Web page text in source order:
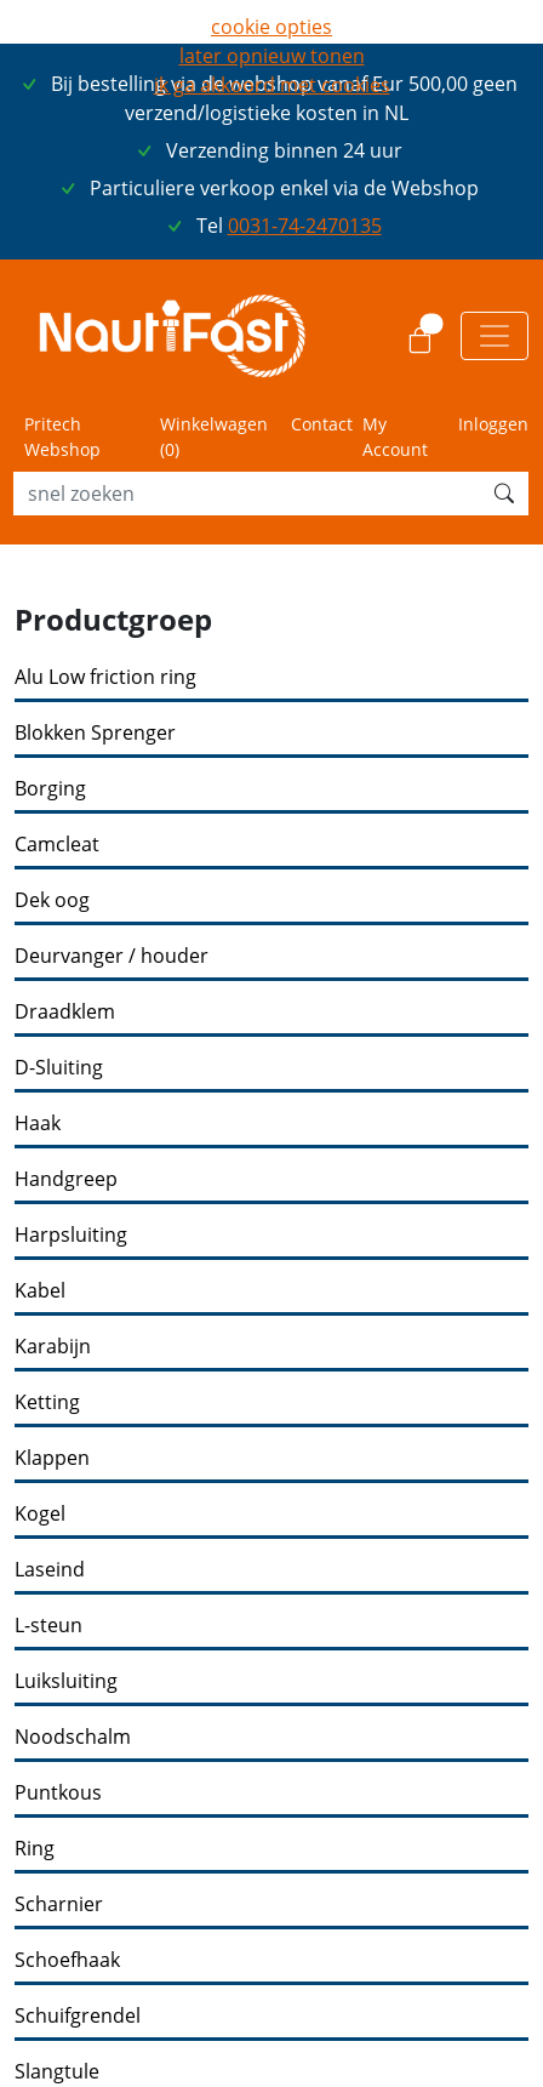
Bij bestelling via de webshop vanaf Eur 500,00 geen
verzend/logistieke kosten in NL
Verzending binnen 24 uur
Particuliere verkoop enkel via de Webshop
Tel 0031-74-2470135
Pritech
Webshop
Winkelwagen
(0)
Contact My
Account
Inloggen
Productgroep
Alu Low friction ring
Blokken Sprenger
Borging
Camcleat
Dek oog
Deurvanger / houder
Draadklem
D-Sluiting
Haak
Handgreep
Harpsluiting
Kabel
Karabijn
Ketting
Klappen
Kogel
Laseind
L-steun
Luiksluiting
Noodschalm
Puntkous
Ring
Scharnier
Schoefhaak
Schuifgrendel
Slangtule
cookie opties
later opnieuw tonen
ik ga akkoord met cookies